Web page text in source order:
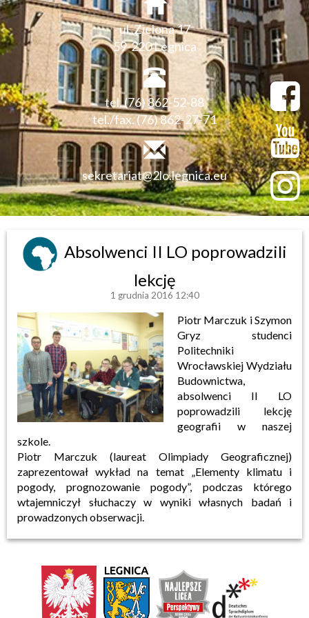
ul. Zielona 17
59-220 Legnica
tel. (76) 862-52-88
tel./fax. (76) 862-27-71
sekretariat@2lo.legnica.eu
Absolwenci II LO poprowadzili
lekcję
1 grudnia 2016 12:40
Piotr Marczuk i Szymon
Gryz studenci
Politechniki
Wrocławskiej Wydziału
Budownictwa,
absolwenci II LO
poprowadzili lekcję
geografii w naszej
szkole.
Piotr Marczuk (laureat Olimpiady Geograficznej)
zaprezentował wykład na temat „Elementy klimatu i
pogody, prognozowanie pogody”, podczas którego
wtajemniczył słuchaczy w wyniki własnych badań i
prowadzonych obserwacji.